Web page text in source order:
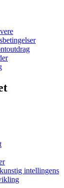
intellingens